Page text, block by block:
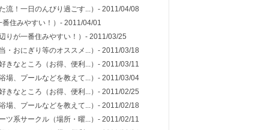
流！一日のんびり過ごす...）- 2011/04/08
番住みやすい！）- 2011/04/01
りが一番住みやすい！）- 2011/03/25
・おにぎり等のオススメ...）- 2011/03/18
きなところ（お得、便利...）- 2011/03/11
場、プールなどを教えて...）- 2011/03/04
きなところ（お得、便利...）- 2011/02/25
場、プールなどを教えて...）- 2011/02/18
ツ系サークル（場所・曜...）- 2011/02/11